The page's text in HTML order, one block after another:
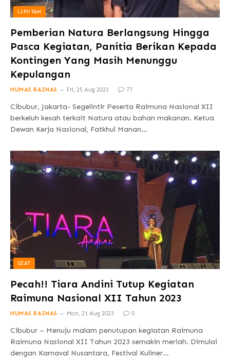
LIPUTAN
Pemberian Natura Berlangsung Hingga
Pasca Kegiatan, Panitia Berikan Kepada
Kontingen Yang Masih Menunggu
Kepulangan
HUMAS RAINAS Fri, 25 Aug 2023 77
Cibubur, Jakarta- Segelintir Peserta Raimuna Nasional XII
berkeluh kesah terkait Natura atau bahan makanan. Ketua
Dewan Kerja Nasional, Fatkhul Manan…
GIAT
Pecah!! Tiara Andini Tutup Kegiatan
Raimuna Nasional XII Tahun 2023
HUMAS RAINAS Mon, 21 Aug 2023 0
Cibubur – Menuju malam penutupan kegiatan Raimuna
Raimuna Nasional XII Tahun 2023 semakin meriah. Dimulai
dengan Karnaval Nusantara, Festival Kuliner…